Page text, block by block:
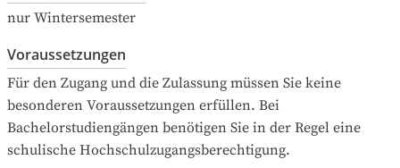
nur Wintersemester
Voraussetzungen
Für den Zugang und die Zulassung müssen Sie keine
besonderen Voraussetzungen erfüllen. Bei
Bachelorstudiengängen benötigen Sie in der Regel eine
schulische Hochschulzugangsberechtigung.